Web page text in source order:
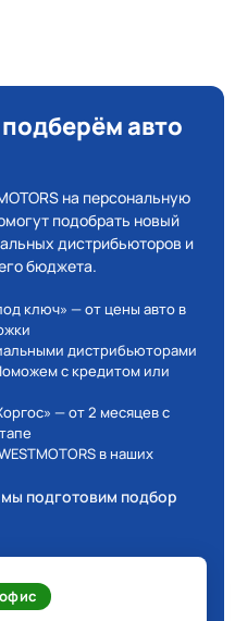
авто
на персональную
подобрать новый
дистрибьюторов и
бюджета.
ключ» — от цены авто в
дистрибьюторами
с кредитом или
— от 2 месяцев с
в наших
подготовим подбор